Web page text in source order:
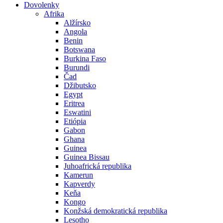
Dovolenky
Afrika
Alžírsko
Angola
Benin
Botswana
Burkina Faso
Burundi
Čad
Džibutsko
Egypt
Eritrea
Eswatini
Etiópia
Gabon
Ghana
Guinea
Guinea Bissau
Juhoafrická republika
Kamerun
Kapverdy
Keňa
Kongo
Konžská demokratická republika
Lesotho